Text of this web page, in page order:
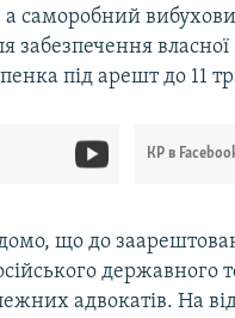
саморобний
забезпечення
під арешт до 11
КР в
що до
адвокатів. На